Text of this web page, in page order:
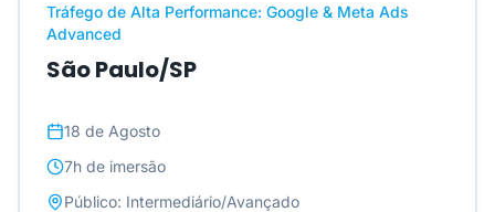
Tráfego de Alta Performance: Google & Meta Ads
Advanced
São Paulo/SP
18 de Agosto
7h de imersão
Público: Intermediário/Avançado